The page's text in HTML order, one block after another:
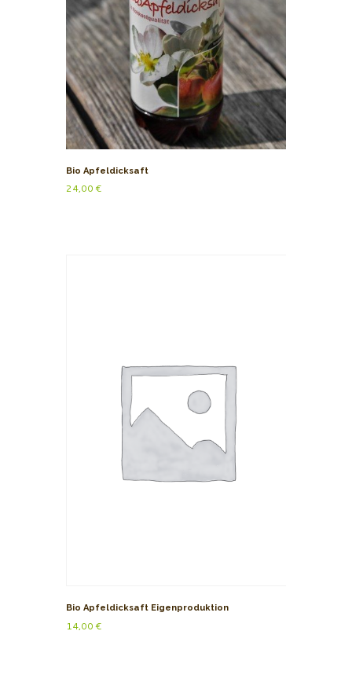
Bio Apfeldicksaft
24,00€
Bio Apfeldicksaft Eigenproduktion
14,00€